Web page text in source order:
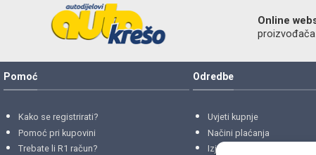
Online
Pomoć
Kako se registrirati?
Pomoć pri kupovini
Trebate li R1 račun?
Odredbe
Uvjeti kupnje
Načini plaćanja
Izjava o privatnosti